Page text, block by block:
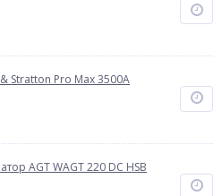
Stratton Pro Max 3500A
AGT WAGT 220 DC HSB